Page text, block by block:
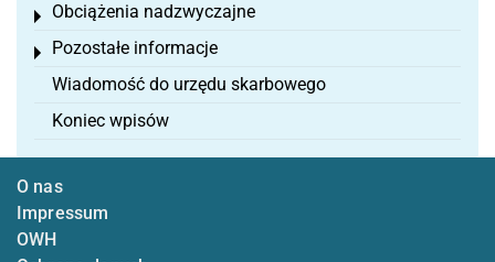
Obciążenia nadzwyczajne
Toggle menu
Pozostałe informacje
Toggle menu
Wiadomość do urzędu skarbowego
Koniec wpisów
O nas
Impressum
OWH